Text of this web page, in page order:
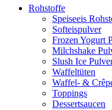
Rohstoffe
Speiseeis
Softeispulver
Frozen Yogurt
Milchshake
Slush Ice
Waffeltüten
Waffel- &
Toppings
Dessertsaucen